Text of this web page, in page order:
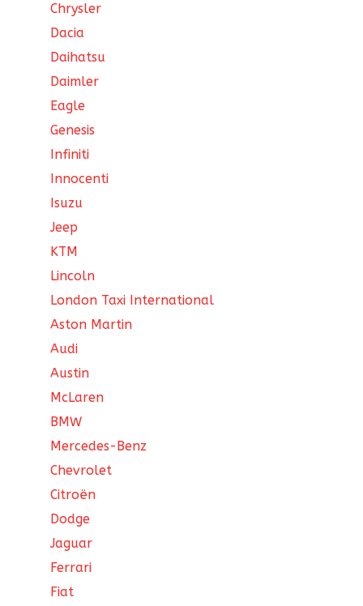
Chrysler
Dacia
Daihatsu
Daimler
Eagle
Genesis
Infiniti
Innocenti
Isuzu
Jeep
KTM
Lincoln
London Taxi International
Aston Martin
Audi
Austin
McLaren
BMW
Mercedes-Benz
Chevrolet
Citroën
Dodge
Jaguar
Ferrari
Fiat